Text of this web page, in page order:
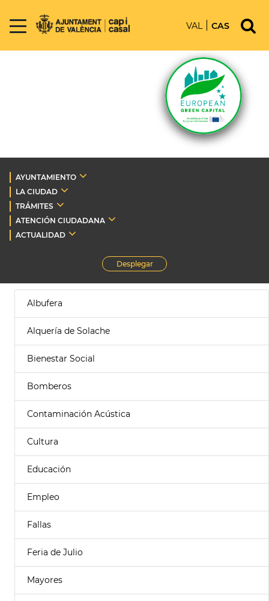
VAL CAS
AYUNTAMIENTO
LA CIUDAD
TRÁMITES
ATENCIÓN CIUDADANA
ACTUALIDAD
Desplegar
Albufera
Alquería de Solache
Bienestar Social
Bomberos
Contaminación Acústica
Cultura
Educación
Empleo
Fallas
Feria de Julio
Mayores